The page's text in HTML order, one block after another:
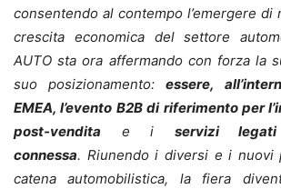
consentendo al contempo l’emergere di
crescita economica del settore
AUTO sta ora affermando con forza la
suo posizionamento:essere,
EMEA, l’evento B2B di riferimento per
post-vendita e i servizi
connessa. Riunendo i diversi e i nuovi
catena automobilistica, la fiera